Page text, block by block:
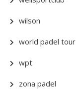
wilson
world padel tour
wpt
zona padel